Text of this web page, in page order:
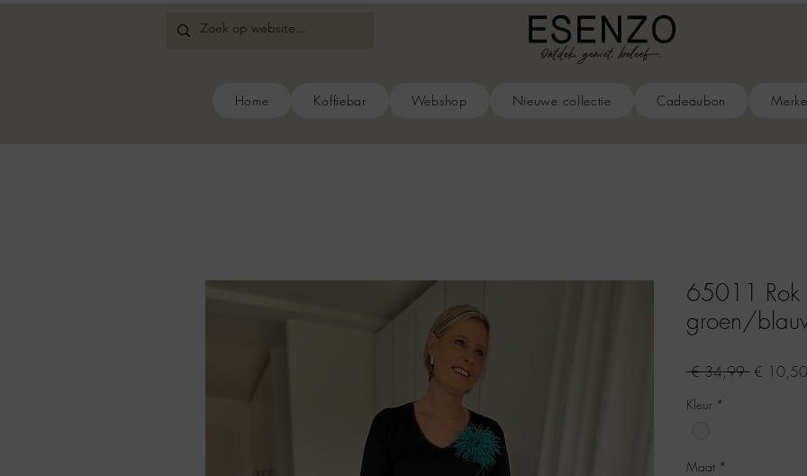
Home Koffiebar Webshop Nieuwe collectie Cadeaubon
65011 Rok
groen/
€ 34,99 Normale
€ 10,50
Kleur *
Maat *